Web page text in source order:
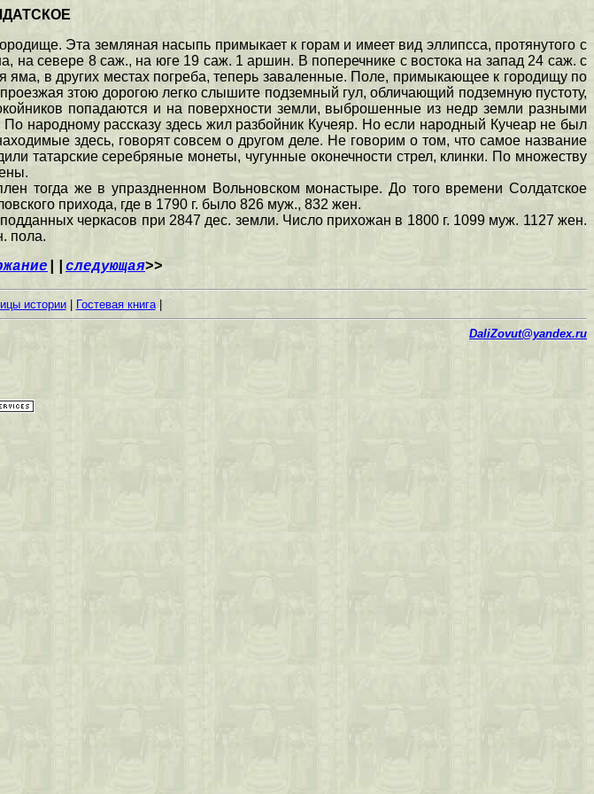
Эта земляная насыпь примыкает к горам и имеет вид эллипсса, протянутого с
севере 8 саж., на юге 19 саж. 1 аршин. В поперечнике с востока на запад 24 саж. с
в других местах погреба, теперь заваленные. Поле, примыкающее к городищу по
зтою дорогою легко слышите подземный гул, обличающий подземную пустоту,
попадаются и на поверхности земли, выброшенные из недр земли разными
народному рассказу здесь жил разбойник Кучеяр. Но если народный Кучеар не был
здесь, говорят совсем о другом деле. Не говорим о том, что самое название
татарские серебряные монеты, чугунные оконечности стрел, клинки. По множеству
тогда же в упраздненном Вольновском монастыре. До того времени Солдатское
прихода, где в 1790 г. было 826 муж., 832 жен.
черкасов при 2847 дес. земли. Число прихожан в 1800 г. 1099 муж. 1127 жен.
пола.
следующая>>
истории| Гостевая книга|
DaliZovut@yandex.ru